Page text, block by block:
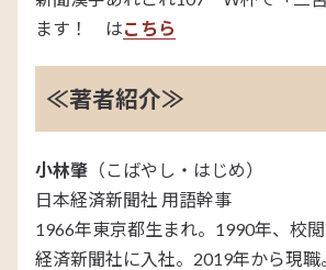
ます！ はこちら
≪著者紹介≫
小林肇（こばやし・はじめ）
日本経済新聞社 用語幹事
1966年東京都生まれ。1990年、校
経済新聞社に入社。2019年から現